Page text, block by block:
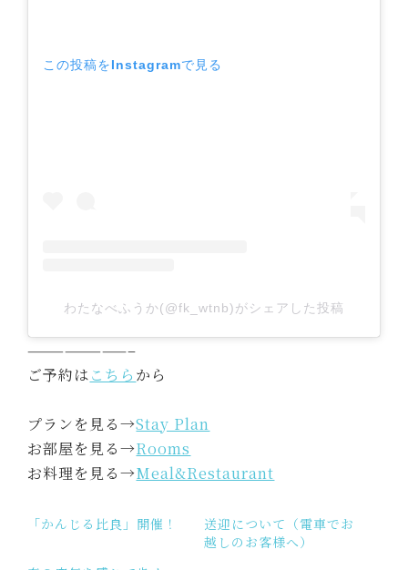
この投稿をInstagramで見る
わたなべふうか(@fk_wtnb)がシェアした投稿
————————–
ご予約はこちら から
プランを見る→Stay Plan
お部屋を見る→Rooms
お料理を見る→Meal&Restaurant
「かんじる比良」開催！
送迎について（電車でお
越しのお客様へ）